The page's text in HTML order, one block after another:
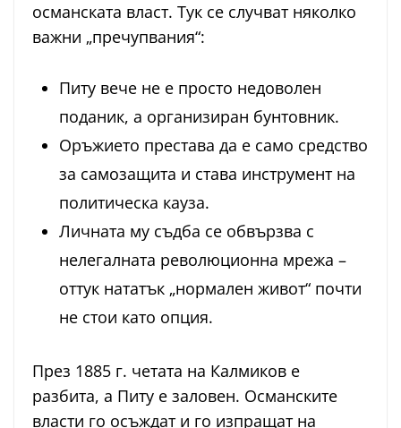
османската власт. Тук се случват няколко
важни „пречупвания“:
Питу вече не е просто недоволен
поданик, а организиран бунтовник.
Оръжието престава да е само средство
за самозащита и става инструмент на
политическа кауза.
Личната му съдба се обвързва с
нелегалната революционна мрежа –
оттук нататък „нормален живот“ почти
не стои като опция.
През 1885 г. четата на Калмиков е
разбита, а Питу е заловен. Османските
власти го осъждат и го изпращат на